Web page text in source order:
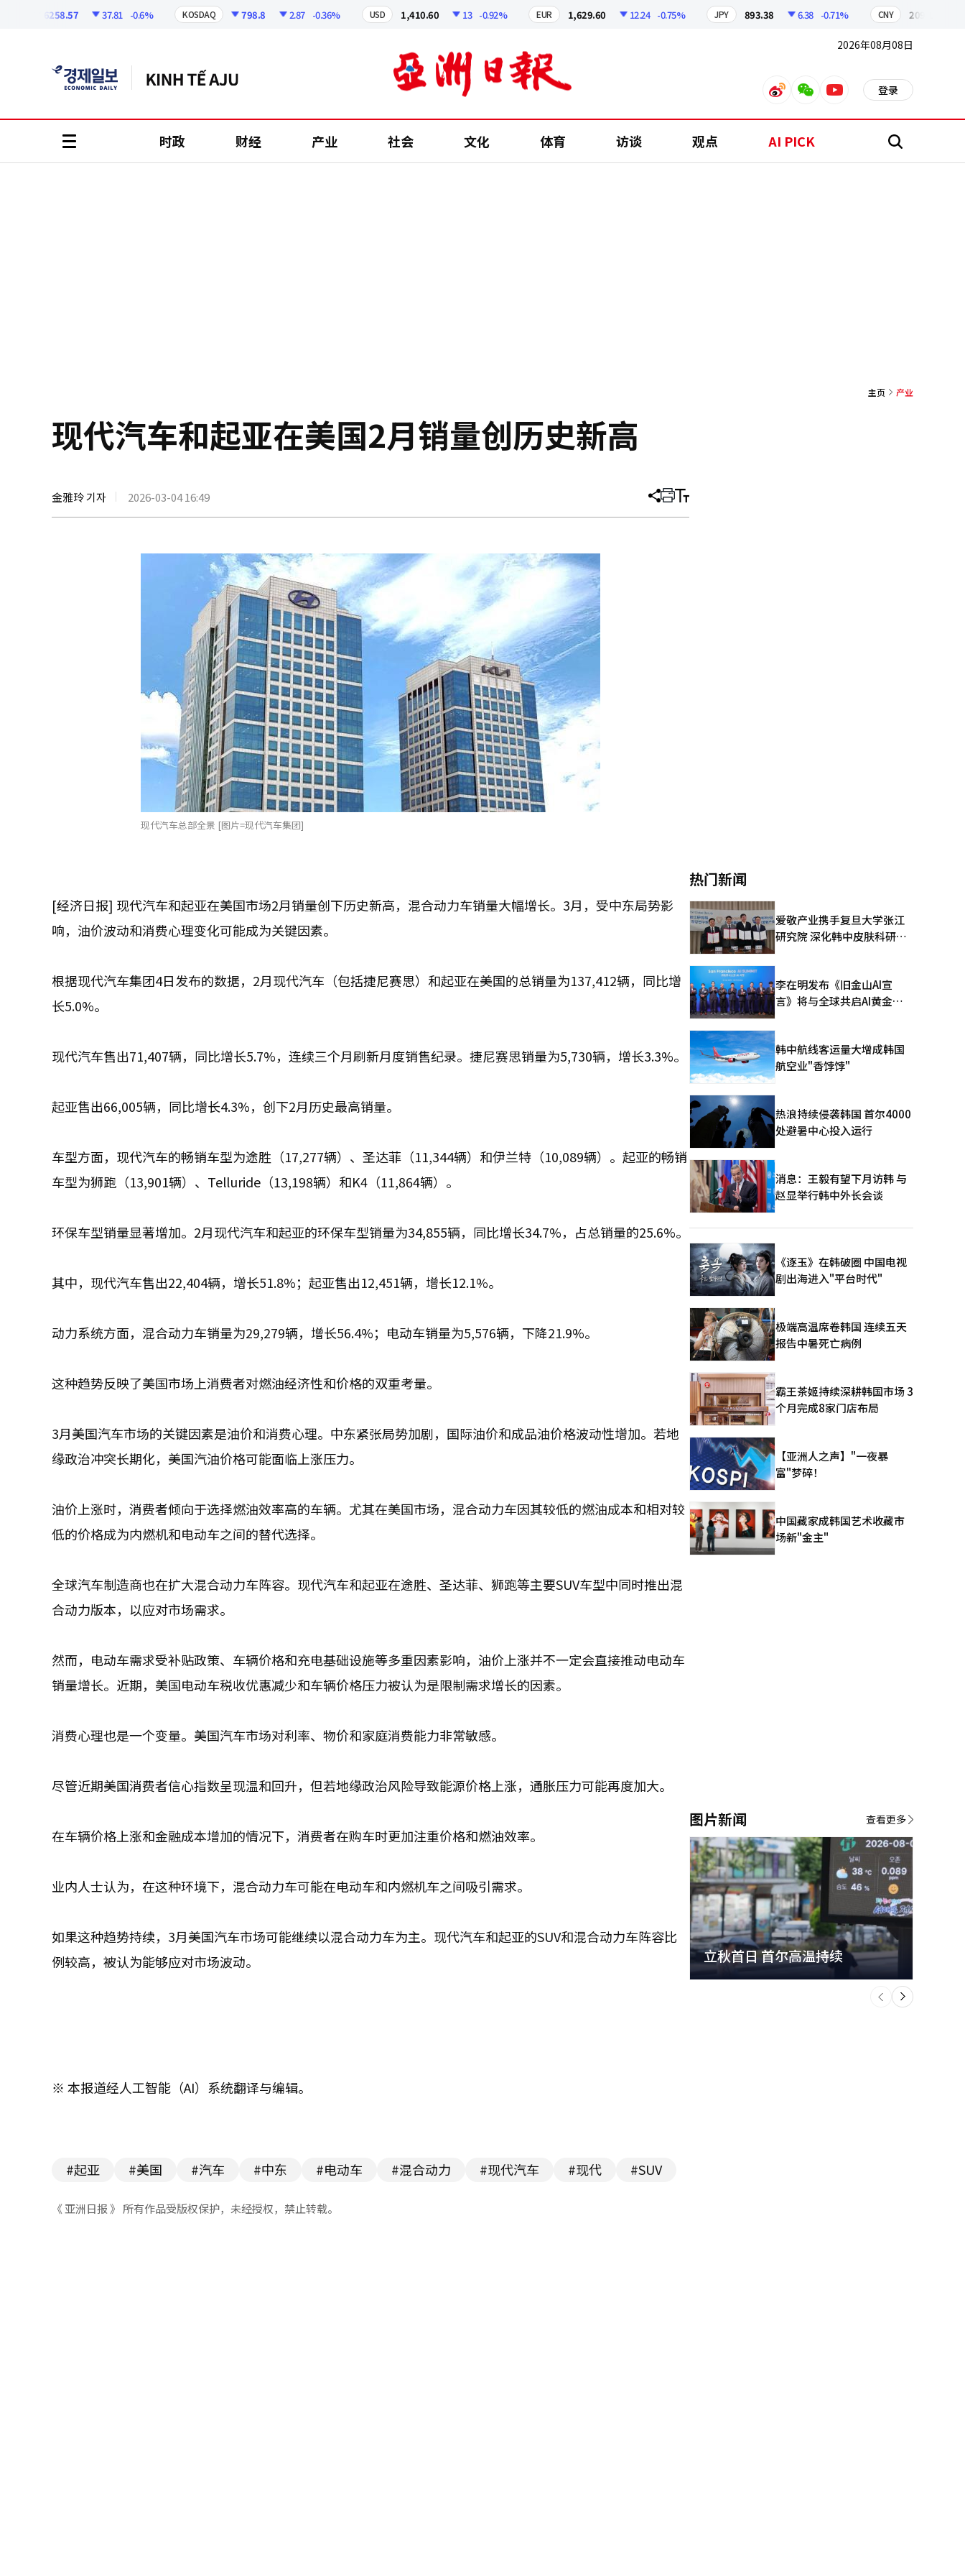
6258.57 37.81 -0.6% KOSDAQ 798.8 2.87 -0.36% USD 1,410.60 13 -0.92% EUR 1,629.60 12.24 -0.75% JPY 893.38 6.38 -0.71% CNY 209.17
2026年08月08日
weiboweixinyoutube 登录
时政 财经 产业 社会 文化 体育 访谈 观点 AI PICK 搜
主页 产业
现代汽车和起亚在美国2月销量创历史新高
金雅玲 기자 2026-03-04 16:49 分
文
打 调
大
现代汽车总部全景 [图片=现代汽车集团]
[经济日报] 现代汽车和起亚在美国市场2月销量创下历史新高，混合动力车销量大幅增长。3月，受中东局势影
响，油价波动和消费心理变化可能成为关键因素。
根据现代汽车集团4日发布的数据，2月现代汽车（包括捷尼赛思）和起亚在美国的总销量为137,412辆，同比增
长5.0%。
现代汽车售出71,407辆，同比增长5.7%，连续三个月刷新月度销售纪录。捷尼赛思销量为5,730辆，增长3.3%。
起亚售出66,005辆，同比增长4.3%，创下2月历史最高销量。
车型方面，现代汽车的畅销车型为途胜（17,277辆）、圣达菲（11,344辆）和伊兰特（10,089辆）。起亚的畅销
车型为狮跑（13,901辆）、Telluride（13,198辆）和K4（11,864辆）。
环保车型销量显著增加。2月现代汽车和起亚的环保车型销量为34,855辆，同比增长34.7%，占总销量的25.6%。
其中，现代汽车售出22,404辆，增长51.8%；起亚售出12,451辆，增长12.1%。
动力系统方面，混合动力车销量为29,279辆，增长56.4%；电动车销量为5,576辆，下降21.9%。
这种趋势反映了美国市场上消费者对燃油经济性和价格的双重考量。
3月美国汽车市场的关键因素是油价和消费心理。中东紧张局势加剧，国际油价和成品油价格波动性增加。若地
缘政治冲突长期化，美国汽油价格可能面临上涨压力。
油价上涨时，消费者倾向于选择燃油效率高的车辆。尤其在美国市场，混合动力车因其较低的燃油成本和相对较
低的价格成为内燃机和电动车之间的替代选择。
全球汽车制造商也在扩大混合动力车阵容。现代汽车和起亚在途胜、圣达菲、狮跑等主要SUV车型中同时推出混
合动力版本，以应对市场需求。
然而，电动车需求受补贴政策、车辆价格和充电基础设施等多重因素影响，油价上涨并不一定会直接推动电动车
销量增长。近期，美国电动车税收优惠减少和车辆价格压力被认为是限制需求增长的因素。
消费心理也是一个变量。美国汽车市场对利率、物价和家庭消费能力非常敏感。
尽管近期美国消费者信心指数呈现温和回升，但若地缘政治风险导致能源价格上涨，通胀压力可能再度加大。
在车辆价格上涨和金融成本增加的情况下，消费者在购车时更加注重价格和燃油效率。
业内人士认为，在这种环境下，混合动力车可能在电动车和内燃机车之间吸引需求。
如果这种趋势持续，3月美国汽车市场可能继续以混合动力车为主。现代汽车和起亚的SUV和混合动力车阵容比
例较高，被认为能够应对市场波动。
※ 本报道经人工智能（AI）系统翻译与编辑。
#起亚 #美国 #汽车 #中东 #电动车 #混合动力 #现代汽车 #现代 #SUV
《 亚洲日报 》 所有作品受版权保护，未经授权，禁止转载。
热门新闻
爱敬产业携手复旦大学张江
研究院 深化韩中皮肤科研合
李在明发布《旧金山AI宣
言》将与全球共启AI黄金时
韩中航线客运量大增成韩国
航空业"香饽饽"
热浪持续侵袭韩国 首尔4000
处避暑中心投入运行
消息：王毅有望下月访韩 与
赵显举行韩中外长会谈
《逐玉》在韩破圈 中国电视
剧出海进入"平台时代"
极端高温席卷韩国 连续五天
报告中暑死亡病例
霸王茶姬持续深耕韩国市场 3
个月完成8家门店布局
【亚洲人之声】"一夜暴
富"梦碎！
中国藏家成韩国艺术收藏市
场新"金主"
图片新闻
立秋首日 首尔高温持续
下
一
个
查看更多